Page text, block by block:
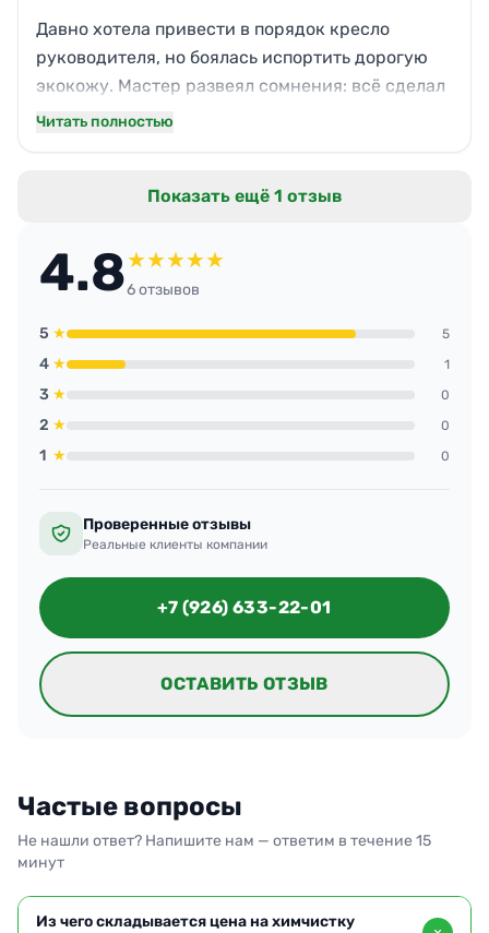
Давно хотела привести в порядок кресло
руководителя, но боялась испортить дорогую
экокожу. Мастер развеял сомнения: всё сделал
деликатно, подобрал нужное средство. Исчезли
переговорной не стыдно посадить партнёров.
результат говорит сам за себя.
Читать полностью
Показать ещё 1 отзыв
4.8★★★★★
6 отзывов
5 ★ 5
4 ★ 1
3 ★ 0
2 ★ 0
1 ★ 0
Проверенные отзывы
Реальные клиенты компании
+7 (926) 633-22-01
ОСТАВИТЬ ОТЗЫВ
Частые вопросы
Не нашли ответ? Напишите нам — ответим в течение 15
минут
Из чего складывается цена на химчистку